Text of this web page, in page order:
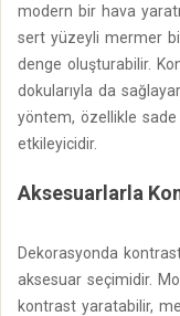
modern bir hava
sert yüzeyli mermer
denge oluşturabilir.
dokularıyla da
yöntem, özellikle
etkileyicidir.
Aksesuarlarla
Dekorasyonda
aksesuar seçimidir.
kontrast yaratabilir,